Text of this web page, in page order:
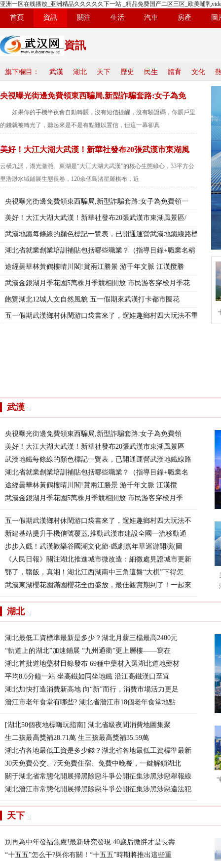
亚洲一区在线播放_亚洲精品久久久久久下一站 _精品免费国产二区三区_欧美哺乳
首頁 資訊 關注 生活 汽車 房產 圖
資訊
旗下欄目： 武漢 湖北 天下 歷史 民生 體育 文化
央視曝光街邊免費領東西騙局,新型詐騙套路:女子為免
如果你的手機半夜會自動轉賬，沒有短信提醒，沒有驗證碼，你賬戶里
的錢就被轉光了，聽起來是不是有點難以置信，但這一幕卻真
美好！大江大湖大武漢！新華社發布20張武漢市東湖風
云橫九派，湖光瀲滟。東湖是“大江大湖大武漢”的核心生態綠心，33平方公
里浩渺水域鋪展生態長卷，120余個島渚星羅棋布，近
央視曝光街邊免費領東西騙局,新型詐騙套路:女子為免費領一
美好！大江大湖大武漢！新華社發布20張武漢市東湖風景區/
武漢地鐵每條線的顏色標記一覽表，已開通運營武漢地鐵線路標
湖北省就業創業培訓補貼包括哪些職業？（指導目錄+職業名稱
途經曇華林黃鶴樓晴川閣!賞兩江勝景 游千年文脈 江漢攬勝
武漢金銀湖月季花園5萬株月季競相開放 市民游客穿梭月季花
飽覽湖北12城人文自然風貌 五一假期來武漢打卡都市圈花
五一假期武漢鄉村休閑游口袋書來了，遛娃趣鄉村四大玩法不重
,新型詐騙套路:女子為免費領一袋卷紙在街頭掃
覽表，已開通運營武漢地鐵線路標志色大全/地鐵
哪些職業？（指導目錄+職業名稱+補貼類別）
江勝景 游千年文脈 江漢攬勝武漢旅游觀光巴
競相開放 市民游客穿梭月季花海打卡樂享春光
一假期來武漢打卡都市圈花展
書來了，遛娃趣鄉村四大玩法不重樣
動武漢市建設全國一流移動通信網絡,打造5G
漢文史講壇聚焦“漢派文化”
化節·戲劇嘉年華巡游開演(圖)
市微改造：細微處見證城市更新
湖南中三角這盤“大棋”下得怎么樣？
盛放，最佳觀賞期到了！一起來武漢東湖磨山櫻花
誕生兩家千億市值領軍企業"長飛
灘涂露出江面,長江的秘密藏不住了!
陽 武漢人,有自己的“快樂時光”!
磁懸浮技術獲重大突破
漢光谷建成全國最大最先進鴻蒙生態創新中心
重塑“貨到漢口活”新時代榮光
武漢
央視曝光街邊免費領東西騙局,新型詐騙套路:女子為免費領
美好！大江大湖大武漢！新華社發布20張武漢市東湖風景區
武漢地鐵每條線的顏色標記一覽表，已開通運營武漢地鐵線路
湖北省就業創業培訓補貼包括哪些職業？（指導目錄+職業名
途經曇華林黃鶴樓晴川閣!賞兩江勝景 游千年文脈 江漢攬
武漢金銀湖月季花園5萬株月季競相開放 市民游客穿梭月季
五一假期武漢鄉村休閑游口袋書來了，遛娃趣鄉村四大玩法不
新建基站提升手機信號覆蓋,推動武漢市建設全國一流移動通
步步入戲！武漢歡樂谷國潮文化節·戲劇嘉年華巡游開演(圖
《人民日報》關注湖北推進城市微改造：細微處見證城市更新
鄂了，贛飯，真湘！湖北江西湖南中三角這盤“大棋”下得怎
武漢東湖櫻花園滿園櫻花全面盛放，最佳觀賞期到了！一起來
湖北
湖北最低工資標準最新是多少？湖北月薪三檔最高2400元
“軌道上的湖北”加速鋪展 “九州通衢”更上層樓——寫在
湖北首批道地藥材目錄發布 69種中藥材入選湖北道地藥材
平均8.6分鐘一站 坐高鐵如同坐地鐵 沿江高鐵漢口至宜
湖北加快打造消費新高地 向“新”而行，消費市場活力更足
潛江市老年食堂有哪些? 湖北省潛江市18個老年食堂地點
[湖北50個夜地標嗨玩指南] 湖北省級夜間消費地圖集聚
生二孩最高獎補28.71萬 生三孩最高獎補35.59萬
湖北省各地最低工資是多少錢？湖北省各地最低工資標準最新
30天免費公交、7天免費住宿、免費中晚餐，一鍵解鎖湖北
關于湖北省常態化開展掃黑除惡斗爭公開征集涉黑涉惡舉報線
湖北潛江市常態化開展掃黑除惡斗爭公開征集涉黑涉惡違法犯
“
天下
別再為中年發福焦慮!最新研究發現:40歲后微胖才是長壽
“十五五”怎么干?與你有關！“十五五”時期將推出這些重